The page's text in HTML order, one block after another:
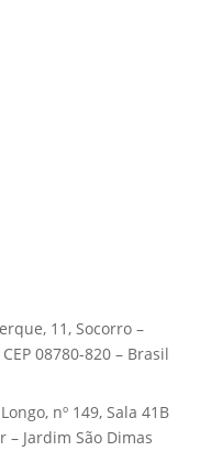
11, Socorro –
08780-820 – Brasil
nº 149, Sala 41B
– Jardim São Dimas